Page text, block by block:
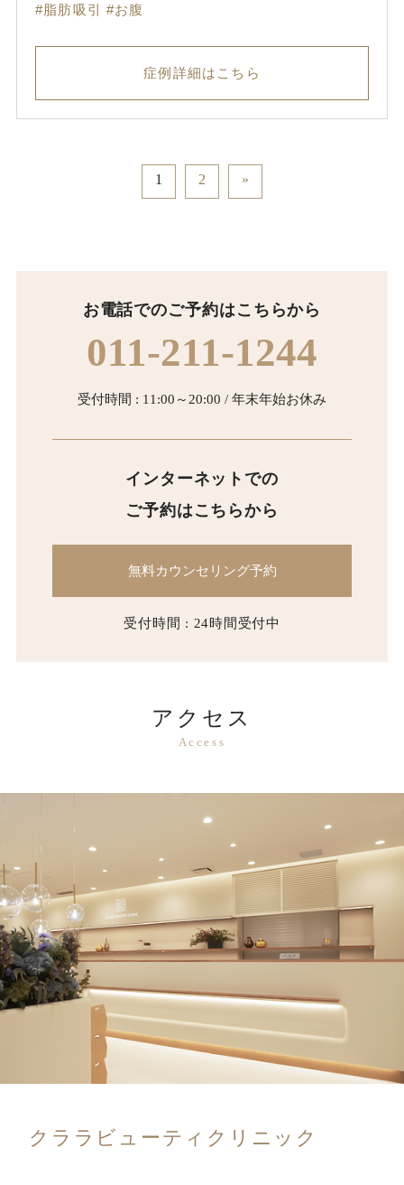
脂肪吸引 お腹
症例詳細はこちら
1 2 »
お電話でのご予約はこちらから
011-211-1244
受付時間 : 11:00～20:00 / 年末年始お休み
インターネットでの
ご予約はこちらから
無料カウンセリング予約
受付時間 : 24時間受付中
アクセス
Access
クララビューティクリニック